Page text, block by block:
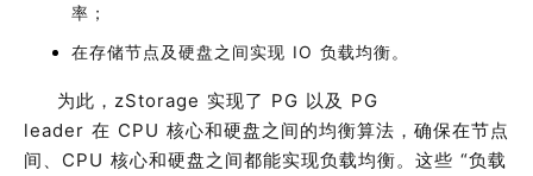
率 ；
在存储节点及硬盘之间实现 IO 负载均衡。
为此， zStorage 实现了 PG 以及 PG
leader 在 CPU 核心和硬盘之间的均衡算法，确保在节点
间、 CPU 核心和硬盘之间都能实现负载均衡。这些 “负载